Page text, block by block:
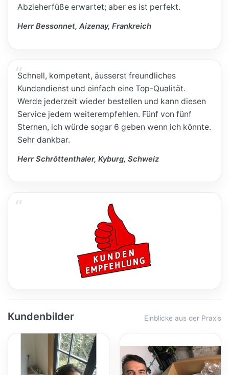
Abzieherfüße erwartet; aber es ist perfekt.
Herr Bessonnet, Aizenay, Frankreich
Schnell, kompetent, äusserst freundliches
Kundendienst und einfach eine Top-Qualität.
Werde jederzeit wieder bestellen und kann diesen
Service jedem weiterempfehlen. Fünf von fünf
Sternen, ich würde sogar 6 geben wenn ich könnte.
Sehr dankbar.
Herr Schröttenthaler, Kyburg, Schweiz
Kundenbilder Einblicke aus der Praxis